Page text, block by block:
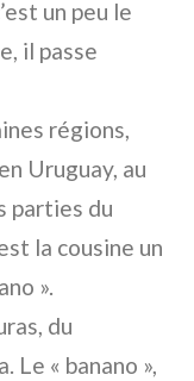
un peu le
il passe
régions,
Uruguay, au
parties du
la cousine un
».
du
Le « banano »,